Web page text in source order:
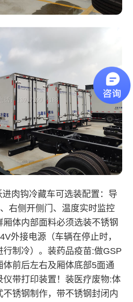
肉钩冷藏车可选装配置：导
右侧开侧门、温度实时监控
体内部面料必须选装不锈钢
外接电源（车辆在停止时，
制冷）。 装药品疫苗:做GSP
体前后左右及厢体底部5面通
带打印装置！ 装医疗废物:体
不锈钢制作，带不锈钢封闭内